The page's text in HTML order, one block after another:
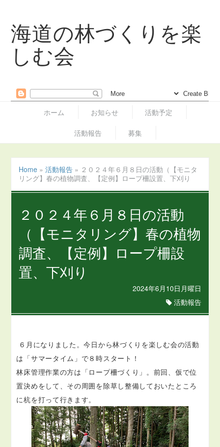
海道の林づくりを楽
しむ会
ホーム お知らせ 活動予定
活動報告 募集
Home »活動報告 » ２０２４年６月８日の活動（【モニタ
リング】春の植物調査、【定例】ロープ柵設置、下刈り
２０２４年６月８日の活動
（【モニタリング】春の植物
調査、【定例】ロープ柵設
置、下刈り
2024年6月10日月曜日
活動報告
６月になりました。今日から林づくりを楽しむ会の活動
は「サマータイム」で８時スタート！
林床管理作業の方は「ロープ柵づくり」。前回、仮で位
置決めをして、その周囲を除草し整備しておいたところ
に杭を打って行きます。